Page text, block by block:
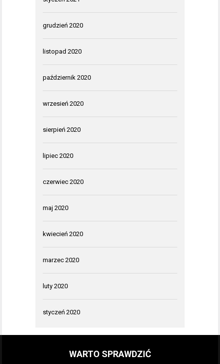
grudzień 2020
listopad 2020
październik 2020
wrzesień 2020
sierpień 2020
lipiec 2020
czerwiec 2020
maj 2020
kwiecień 2020
marzec 2020
luty 2020
styczeń 2020
WARTO SPRAWDZIĆ